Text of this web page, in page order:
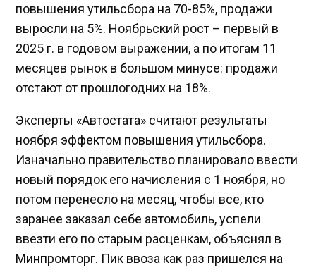
повышения утильсбора на 70-85%, продажи
выросли на 5%. Ноябрьский рост – первый в
2025 г. в годовом выражении, а по итогам 11
месяцев рынок в большом минусе: продажи
отстают от прошлогодних на 18%.
Эксперты «Автостата» считают результаты
ноября эффектом повышения утильсбора.
Изначально правительство планировало ввести
новый порядок его начисления с 1 ноября, но
потом перенесло на месяц, чтобы все, кто
заранее заказал себе автомобиль, успели
ввезти его по старым расценкам, объяснял в
Минпромторг. Пик ввоза как раз пришелся на